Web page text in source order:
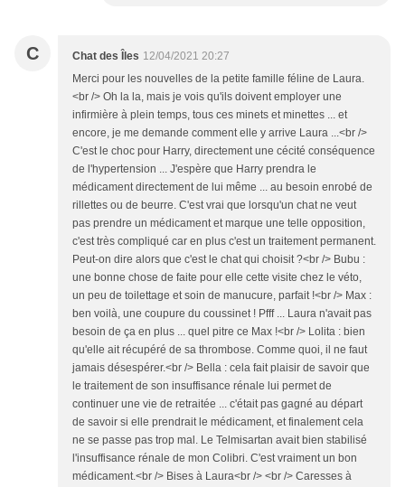
C Chat des Îles 12/04/2021 20:27
Merci pour les nouvelles de la petite famille féline de Laura.
<br /> Oh la la, mais je vois qu'ils doivent employer une
infirmière à plein temps, tous ces minets et minettes ... et
encore, je me demande comment elle y arrive Laura ...<br />
C'est le choc pour Harry, directement une cécité conséquence
de l'hypertension ... J'espère que Harry prendra le
médicament directement de lui même ... au besoin enrobé de
rillettes ou de beurre. C'est vrai que lorsqu'un chat ne veut
pas prendre un médicament et marque une telle opposition,
c'est très compliqué car en plus c'est un traitement permanent.
Peut-on dire alors que c'est le chat qui choisit ?<br /> Bubu :
une bonne chose de faite pour elle cette visite chez le véto,
un peu de toilettage et soin de manucure, parfait !<br /> Max :
ben voilà, une coupure du coussinet ! Pfff ... Laura n'avait pas
besoin de ça en plus ... quel pitre ce Max !<br /> Lolita : bien
qu'elle ait récupéré de sa thrombose. Comme quoi, il ne faut
jamais désespérer.<br /> Bella : cela fait plaisir de savoir que
le traitement de son insuffisance rénale lui permet de
continuer une vie de retraitée ... c'était pas gagné au départ
de savoir si elle prendrait le médicament, et finalement cela
ne se passe pas trop mal. Le Telmisartan avait bien stabilisé
l'insuffisance rénale de mon Colibri. C'est vraiment un bon
médicament.<br /> Bises à Laura<br /> <br /> Caresses à